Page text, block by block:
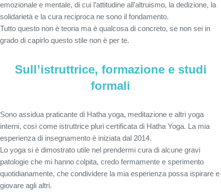
emozionale e mentale, di cui l’attitudine all’altruismo, la dedizione, la
solidarietà e la cura reciproca ne sono il fondamento.
Tutto questo non è teoria ma è qualcosa di concreto, se non sei in
grado di capirlo questo stile non è per te.
Sull’istruttrice, formazione e studi
formali
Sono assidua praticante di Hatha yoga, meditazione e altri yoga
interni, così come istruttrice pluri certificata di Hatha Yoga. La mia
esperienza di insegnamento è iniziata dal 2014.
Lo yoga si è dimostrato utile nel prendermi cura di alcune gravi
patologie che mi hanno colpita, credo fermamente e sperimento
quotidianamente, che condividere la mia esperienza possa ispirare e
giovare agli altri.